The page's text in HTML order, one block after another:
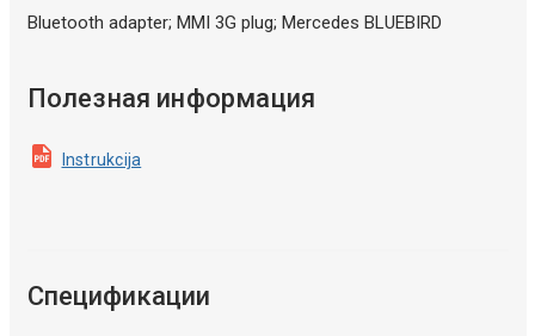
Bluetooth adapter; MMI 3G plug; Mercedes BLUEBIRD
Полезная информация
Instrukcija
Спецификации